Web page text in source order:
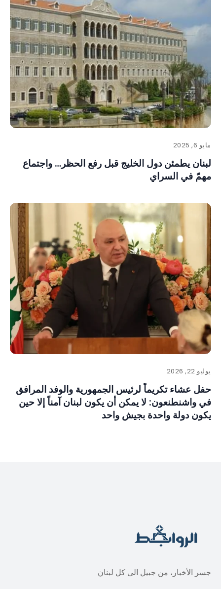
مايو 6, 2025
لبنان يطمئن دول الخليج قبل رفع الحظر… واجتماع
مهمّ في السراي
يوليو 22, 2026
حفل عشاء تكريماً لرئيس الجمهورية والوفد المرافق
في واشنطنعون: لا يمكن أن يكون لبنان آمناً إلا حين
يكون دولة واحدة بجيش واحد
جسر الأخبار، من جبيل الى كل لبنان